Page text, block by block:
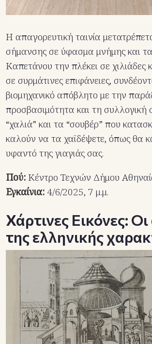
Η απαγορευτική ταινία
σήμανσης σε ύφασμα μνήμης και
Καπετάνου την πλέκει σε
σε συρμάτινες επιφάνειες,
βιομηχανικό απόβλητο με την
προσβασιμότητα και τη συλλογική
“χαλιά” και τα “σουβέρ” που
καλούν να τα χαϊδέψετε, όπως θα
υφαντό της γιαγιάς σας.
Πού: Κέντρο Τεχνών Δήμου
Εγκαίνια:4/6/2025, 7 μ.μ.
Χάρτινες Εικόνες:
της ελληνικής